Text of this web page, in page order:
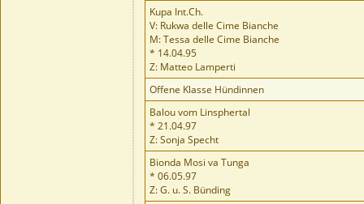
Kupa Int.Ch.
V: Rukwa delle Cime Bianche
M: Tessa delle Cime Bianche
* 14.04.95
Z: Matteo Lamperti
Offene Klasse Hündinnen
Balou vom Linsphertal
* 21.04.97
Z: Sonja Specht
Bionda Mosi va Tunga
* 06.05.97
Z: G. u. S. Bünding